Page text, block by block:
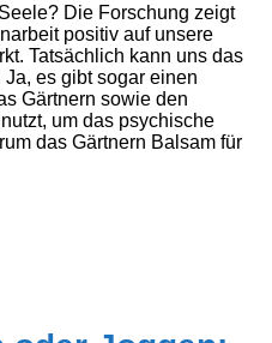
Die Forschung zeigt
positiv auf unsere
Tatsächlich kann uns das
es gibt sogar einen
Gärtnern sowie den
um das psychische
das Gärtnern Balsam für